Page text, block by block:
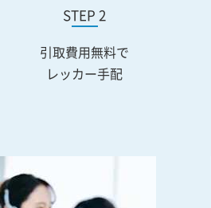
STEP 2
引取費用無料で
レッカー手配